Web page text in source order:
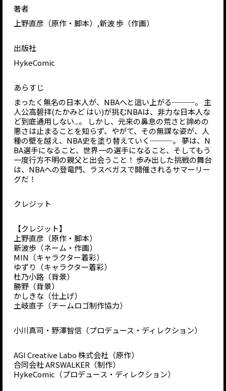
著者
上野直彦（原作・脚本）,新波 歩（作画）
出版社
HykeComic
あらすじ
まったく無名の日本人が、NBAへと這い上がる───。 主
人公高碧拝(たかみど はい)が挑むNBAは、非力な日本人な
ど到底通用しない...。 しかし、元来の鼻息の荒さと諦めの
悪さは止まることを知らず、やがて、その無謀な姿が、人
種の壁を越え、NBA史を塗り替えていく───。 夢は、N
BA選手になること、世界一の選手になること、そしてもう
一度行方不明の親父と出会うこと！ 歩み出した挑戦の舞台
は、NBAへの登竜門、ラスベガスで開催されるサマーリー
グだ！
クレジット
【クレジット】
上野直彦（原作・脚本）
新波歩（ネーム・作画）
MIN（キャラクター着彩）
ゆずり（キャラクター着彩）
杜乃小路（背景）
勝野（背景）
かしきな（仕上げ）
土岐直子（チームロゴ制作協力）
小川真司・野澤智信（プロデュース・ディレクション）
AGI Creative Labo 株式会社（原作）
合同会社 ARSWALKER（制作）
HykeComic（プロデュース・ディレクション）